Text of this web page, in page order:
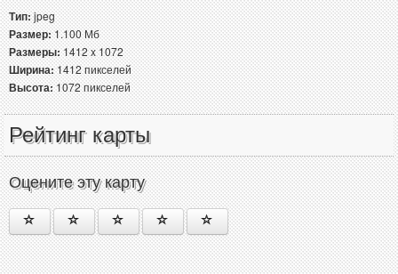
Тип:jpeg
Размер:1.100 Мб
Размеры:1412 x 1072
Ширина:1412 пикселей
Высота:1072 пикселей
Рейтинг карты
Оцените эту карту